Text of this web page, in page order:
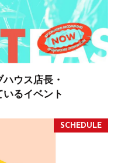
ウス店長・
るイベント